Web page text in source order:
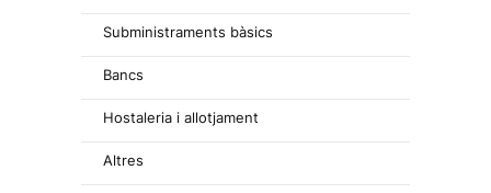
Subministraments bàsics
Bancs
Hostaleria i allotjament
Altres